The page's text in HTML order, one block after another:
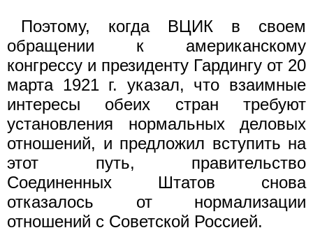
Поэтому, когда ВЦИК в своем
обращении к американскому
конгрессу и президенту Гардингу от 20
марта 1921 г. указал, что взаимные
интересы обеих стран требуют
установления нормальных деловых
отношений, и предложил вступить на
этот путь, правительство
Соединенных Штатов снова
отказалось от нормализации
отношений с Советской Россией.